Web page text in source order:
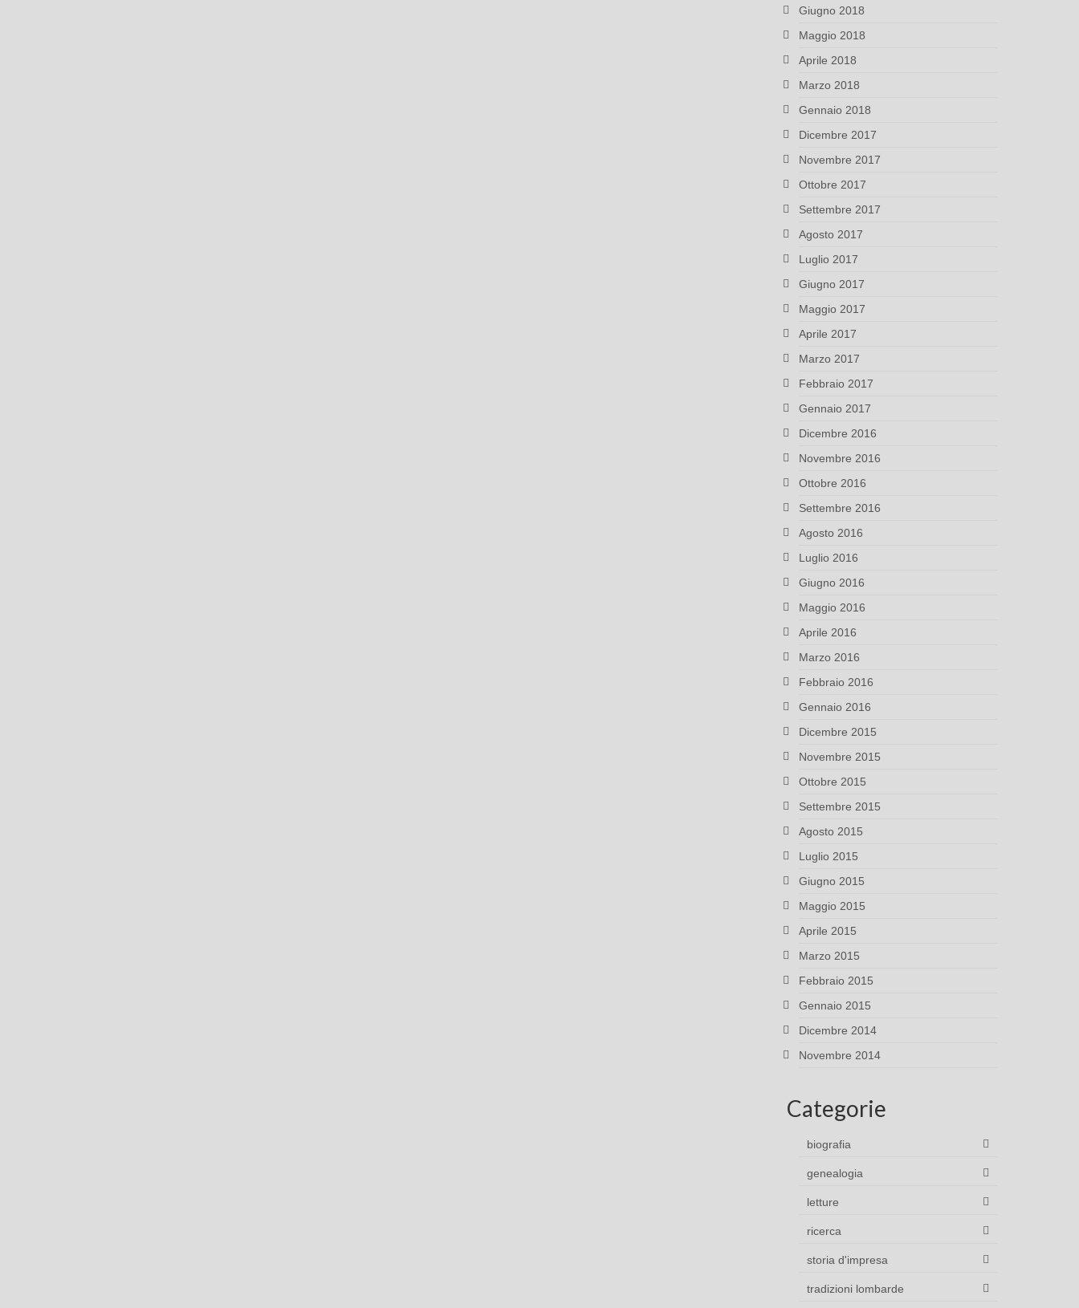
Giugno 2018
Maggio 2018
Aprile 2018
Marzo 2018
Gennaio 2018
Dicembre 2017
Novembre 2017
Ottobre 2017
Settembre 2017
Agosto 2017
Luglio 2017
Giugno 2017
Maggio 2017
Aprile 2017
Marzo 2017
Febbraio 2017
Gennaio 2017
Dicembre 2016
Novembre 2016
Ottobre 2016
Settembre 2016
Agosto 2016
Luglio 2016
Giugno 2016
Maggio 2016
Aprile 2016
Marzo 2016
Febbraio 2016
Gennaio 2016
Dicembre 2015
Novembre 2015
Ottobre 2015
Settembre 2015
Agosto 2015
Luglio 2015
Giugno 2015
Maggio 2015
Aprile 2015
Marzo 2015
Febbraio 2015
Gennaio 2015
Dicembre 2014
Novembre 2014
Categorie
biografia
genealogia
letture
ricerca
storia d'impresa
tradizioni lombarde